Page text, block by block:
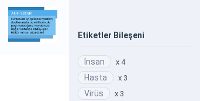
Etiketler Bileşeni
İnsan x 4
Hasta x 3
Virüs x 3